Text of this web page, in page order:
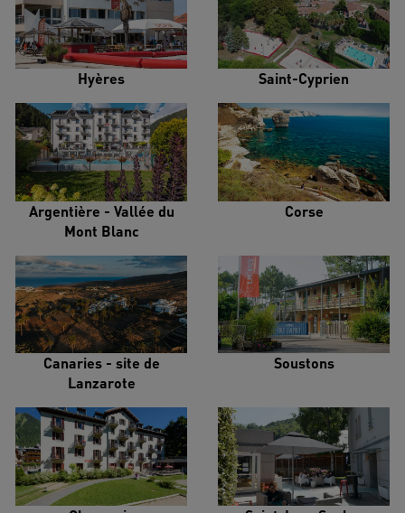
Hyères Saint-Cyprien
Argentière - Vallée du
Mont Blanc
Corse
Canaries - site de
Lanzarote
Soustons